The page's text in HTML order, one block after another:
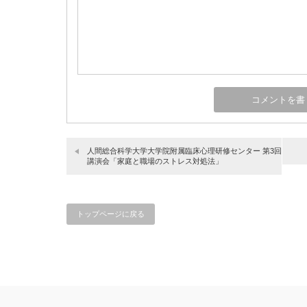
人間総合科学大学大学院附属臨床心理研修センター 第3回
講演会「家庭と職場のストレス対処法」
トップページに戻る